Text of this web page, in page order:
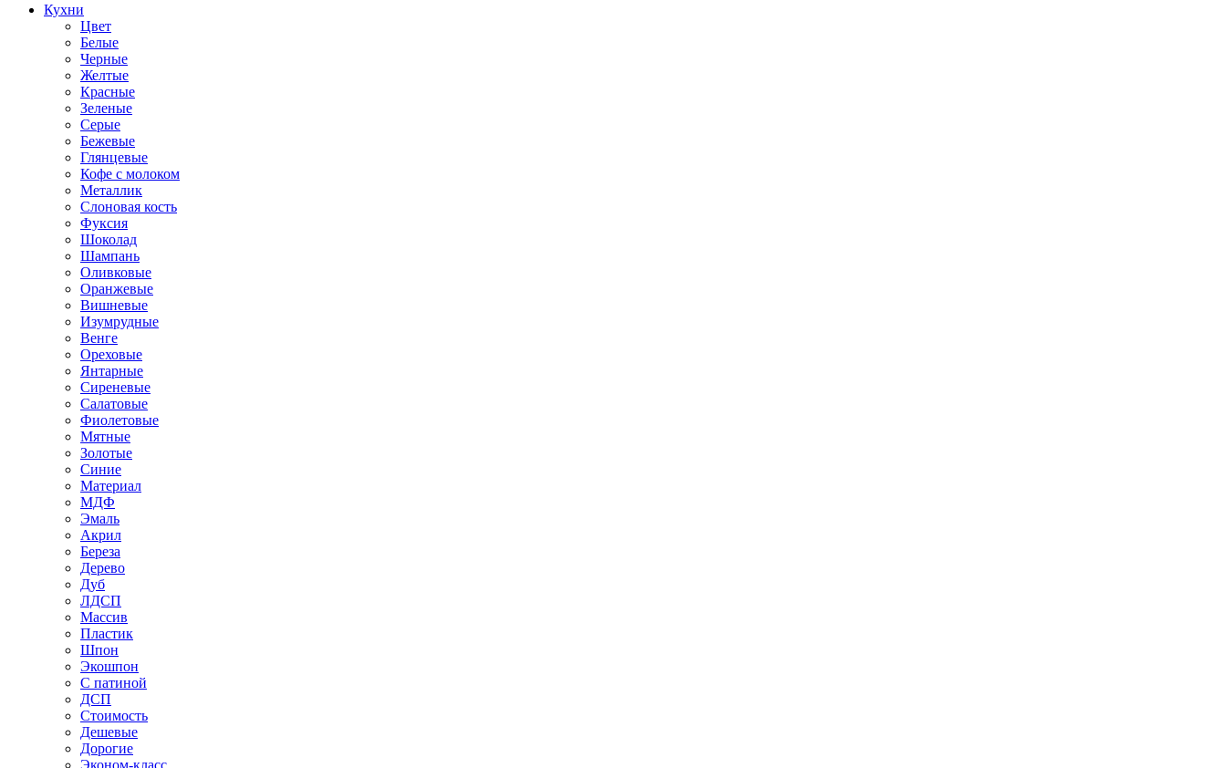
Кухни
Цвет
Белые
Черные
Желтые
Красные
Зеленые
Серые
Бежевые
Глянцевые
Кофе с молоком
Металлик
Слоновая кость
Фуксия
Шоколад
Шампань
Оливковые
Оранжевые
Вишневые
Изумрудные
Венге
Ореховые
Янтарные
Сиреневые
Салатовые
Фиолетовые
Мятные
Золотые
Синие
Материал
МДФ
Эмаль
Акрил
Береза
Дерево
Дуб
ЛДСП
Массив
Пластик
Шпон
Экошпон
С патиной
ДСП
Стоимость
Дешевые
Дорогие
Эконом-класс